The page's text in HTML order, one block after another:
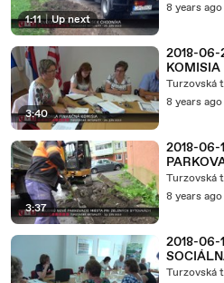
1:11 | Up next
8 years ago
3:40
2018-06-
KOMISIA
Turzovská
8 years ago
3:37
2018-06-
Turzovská
8 years ago
2018-06-
Turzovská